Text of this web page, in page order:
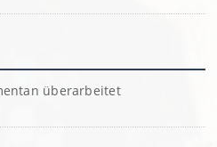
überarbeitet